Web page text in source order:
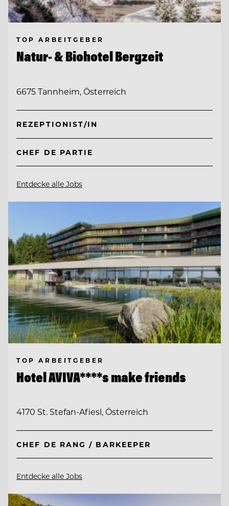
TOP ARBEITGEBER
Natur- & Biohotel Bergzeit
6675 Tannheim, Österreich
REZEPTIONIST/IN
CHEF DE PARTIE
Entdecke alle Jobs
TOP ARBEITGEBER
Hotel AVIVA****s make friends
4170 St. Stefan-Afiesl, Österreich
CHEF DE RANG / BARKEEPER
Entdecke alle Jobs